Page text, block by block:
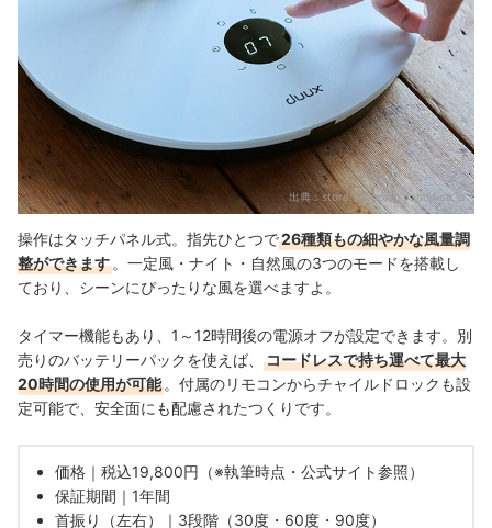
出典：store.shopping.yahoo.co.jp
操作はタッチパネル式。指先ひとつで26種類もの細やかな風量調
整ができます 。一定風・ナイト・自然風の3つのモードを搭載し
ており、シーンにぴったりな風を選べますよ。
タイマー機能もあり、1～12時間後の電源オフが設定できます。別
売りのバッテリーパックを使えば、
コードレスで持ち運べて最大
20時間の使用が可能 。付属のリモコンからチャイルドロックも設
定可能で、安全面にも配慮されたつくりです。
価格｜税込19,800円（※執筆時点・公式サイト参照）
保証期間｜1年間
首振り（左右）｜3段階（30度・60度・90度）